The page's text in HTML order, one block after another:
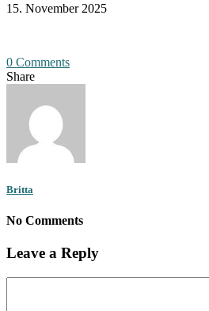
15. November 2025
0 Comments
Share
Britta
No Comments
Leave a Reply